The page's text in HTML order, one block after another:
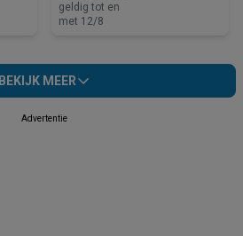
geldig tot en
met 12/8
BEKIJK MEER
Advertentie